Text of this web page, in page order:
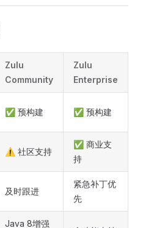
Zulu
Community
Zulu
Enterprise
✅ 预构建 ✅ 预构建
⚠️ 社区支持
✅ 商业支
持
及时跟进
紧急补丁优
先
Java 8增强